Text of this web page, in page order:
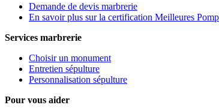
Demande de devis marbrerie
En savoir plus sur la certification Meilleures
Services marbrerie
Choisir un monument
Entretien sépulture
Personnalisation sépulture
Pour vous aider